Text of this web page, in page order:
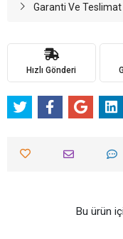
Garanti Ve Teslimat
Hızlı Gönderi
Bu ürün